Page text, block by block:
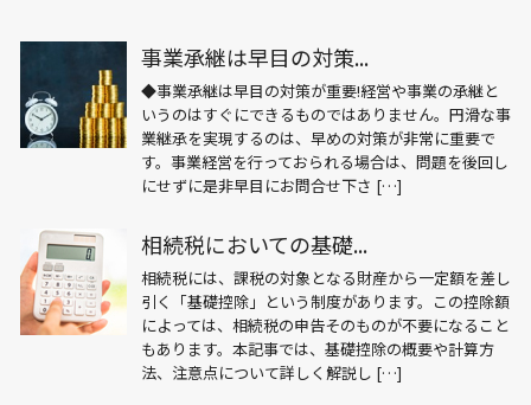
事業承継は早目の対策...
◆事業承継は早目の対策が重要!経営や事業の承継と
いうのはすぐにできるものではありません。円滑な事
業継承を実現するのは、早めの対策が非常に重要で
す。事業経営を行っておられる場合は、問題を後回し
にせずに是非早目にお問合せ下さ […]
相続税においての基礎...
相続税には、課税の対象となる財産から一定額を差し
引く「基礎控除」という制度があります。この控除額
によっては、相続税の申告そのものが不要になること
もあります。本記事では、基礎控除の概要や計算方
法、注意点について詳しく解説し […]